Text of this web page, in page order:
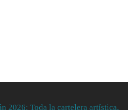
2026: Toda la cartelera artística,